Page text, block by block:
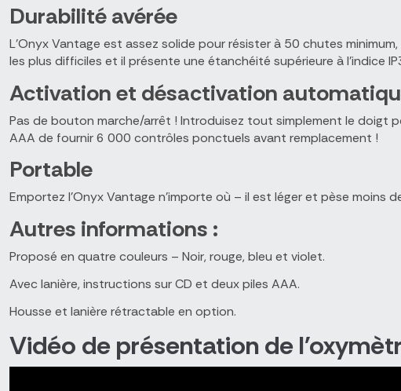
Durabilité avérée
L’Onyx Vantage est assez solide pour résister à 50 chutes
les plus difficiles et il présente une étanchéité supérieure à l’indice
Activation et désactivation
Pas de bouton marche/arrêt ! Introduisez tout simplement le doigt
AAA de fournir 6 000 contrôles ponctuels avant remplacement !
Portable
Emportez l’Onyx Vantage n’importe où – il est léger et pèse moins
Autres informations :
Proposé en quatre couleurs – Noir, rouge, bleu et violet.
Avec lanière, instructions sur CD et deux piles AAA.
Housse et lanière rétractable en option.
Vidéo de présentation de